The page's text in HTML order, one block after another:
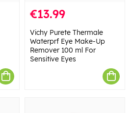
€13.99
Vichy Purete Thermale
Waterprf Eye Make-Up
Remover 100 ml For
Sensitive Eyes